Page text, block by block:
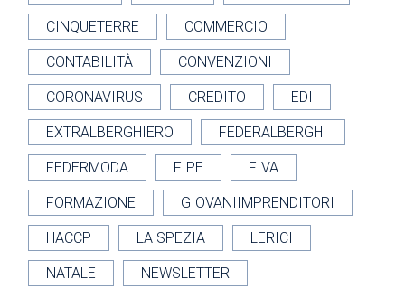
CINQUETERRE COMMERCIO
CONTABILITÀ CONVENZIONI
CORONAVIRUS CREDITO EDI
EXTRALBERGHIERO FEDERALBERGHI
FEDERMODA FIPE FIVA
FORMAZIONE GIOVANIIMPRENDITORI
HACCP LA SPEZIA LERICI
NATALE NEWSLETTER